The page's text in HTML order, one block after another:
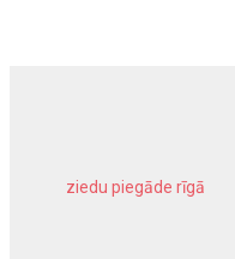
ziedu piegāde rīgā